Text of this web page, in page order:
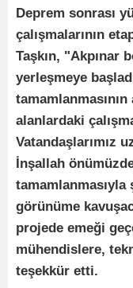
Deprem sonrası
çalışmalarının
Taşkın, "Akpınar
yerleşmeye
alanlardaki
Vatandaşlarımız
İnşallah
görünüme
projede emeği
mühendislere,
teşekkür etti.